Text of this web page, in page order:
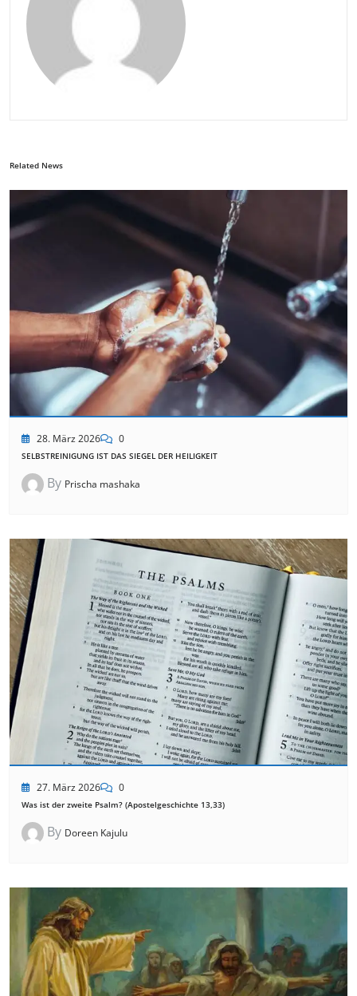
Related News
28. März 2026 0
SELBSTREINIGUNG IST DAS SIEGEL DER HEILIGKEIT
By Prischa mashaka
27. März 2026 0
Was ist der zweite Psalm? (Apostelgeschichte 13,33)
By Doreen Kajulu